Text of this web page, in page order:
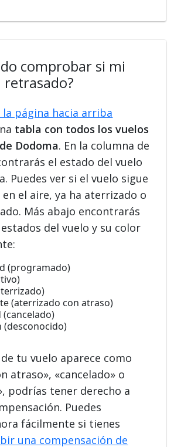
comprobar si mi
retrasado?
la página hacia arriba
tabla con todos los vuelos
Dodoma. En la columna de
el estado del vuelo
Puedes ver si el vuelo sigue
el aire, ya ha aterrizado o
Más abajo encontrarás
del vuelo y su color
(programado)
(aterrizado con atraso)
(cancelado)
(desconocido)
tu vuelo aparece como
atraso», «cancelado» o
podrías tener derecho a
Puedes
fácilmente si tienes
una compensación de